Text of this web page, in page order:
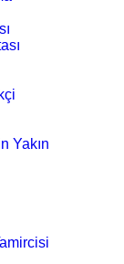
Yakın